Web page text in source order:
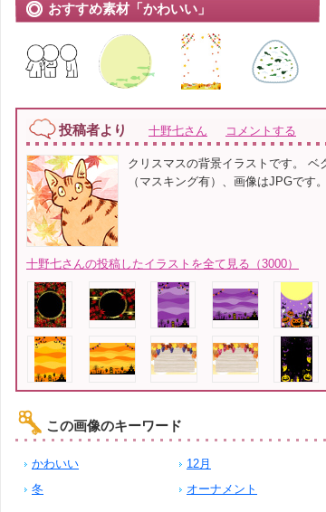
おすすめ素材「かわいい」
投稿者より 十野七さん コメントする
クリスマスの背景イラストです。
（マスキング有）、画像はJPGです
十野七さんの投稿したイラストを全て見る（3000）
この画像のキーワード
かわいい 12月
冬
オーナメント